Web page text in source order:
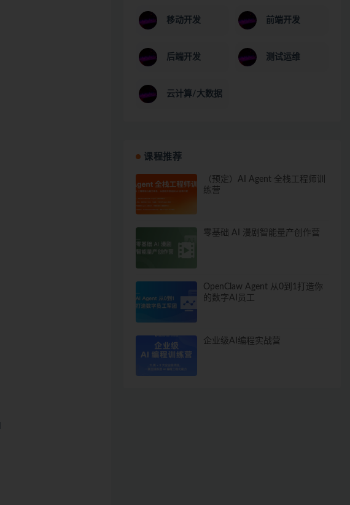
移动开发 前端开发
后端开发 测试运维
云计算/大数据
课程推荐
（预定）AI Agent 全栈工程师训
练营
零基础 AI 漫剧智能量产创作营
OpenClaw Agent 从0到1打造你
的数字AI员工
企业级AI编程实战营